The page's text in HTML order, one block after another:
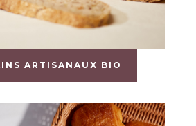
ARTISANAUX BIO